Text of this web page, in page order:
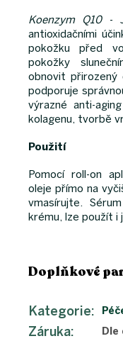
Koenzym Q10-
antioxidačními
pokožku před
pokožky
obnovit přirozený
podporuje
výrazné anti-
kolagenu, tvorbě
Použití
Pomocí roll-on
oleje přímo na
vmasírujte.
krému, lze použít i
Doplňkové
Kategorie:
Záruka: Dle